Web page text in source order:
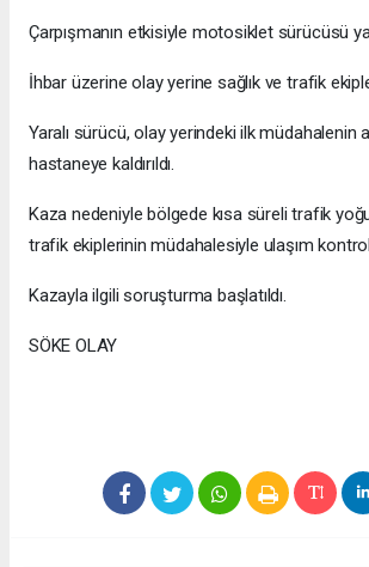
Çarpışmanın etkisiyle motosiklet sürücüsü
İhbar üzerine olay yerine sağlık ve trafik
Yaralı sürücü, olay yerindeki ilk müdahalenin
hastaneye kaldırıldı.
Kaza nedeniyle bölgede kısa süreli trafik
trafik ekiplerinin müdahalesiyle ulaşım
Kazayla ilgili soruşturma başlatıldı.
SÖKE OLAY